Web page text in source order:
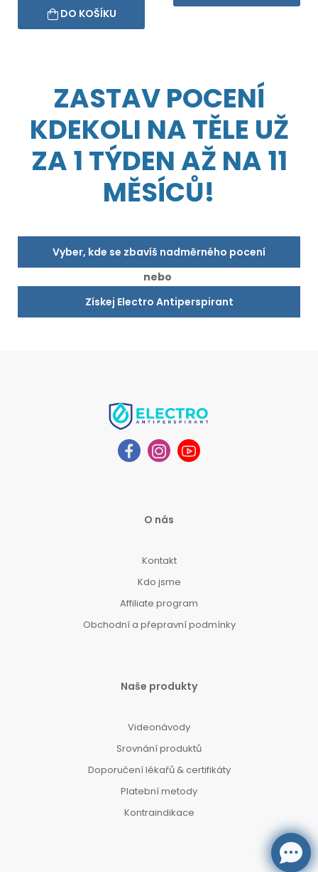
DO KOŠÍKU
ZASTAV POCENÍ
KDEKOLI NA TĚLE UŽ
ZA 1 TÝDEN AŽ NA 11
MĚSÍCŮ!
Vyber, kde se zbavíš nadměrného pocení
nebo
Získej Electro Antiperspirant
O nás
Kontakt
Kdo jsme
Affiliate program
Obchodní a přepravní podmínky
Naše produkty
Videonávody
Srovnání produktů
Doporučení lékařů & certifikáty
Platební metody
Kontraindikace